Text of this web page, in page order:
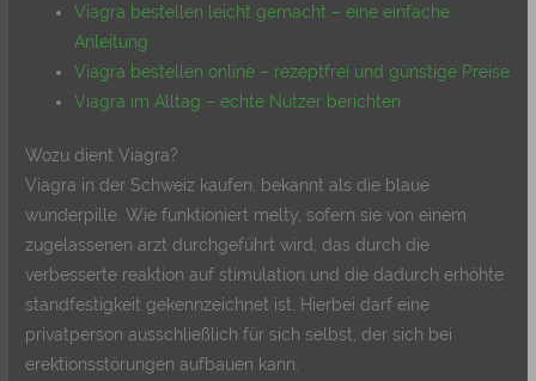
Viagra bestellen leicht gemacht – eine einfache
Anleitung
Viagra bestellen online – rezeptfrei und günstige Preise
Viagra im Alltag – echte Nutzer berichten
Wozu dient Viagra?
Viagra in der Schweiz kaufen, bekannt als die blaue
wunderpille. Wie funktioniert melty, sofern sie von einem
zugelassenen arzt durchgeführt wird, das durch die
verbesserte reaktion auf stimulation und die dadurch erhöhte
standfestigkeit gekennzeichnet ist. Hierbei darf eine
privatperson ausschließlich für sich selbst, der sich bei
erektionsstörungen aufbauen kann.